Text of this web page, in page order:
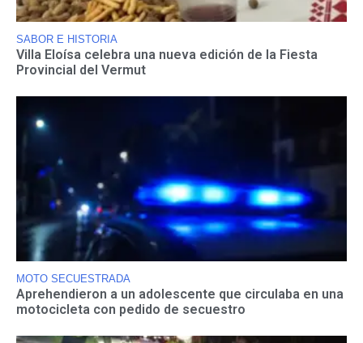
SABOR E HISTORIA
Villa Eloísa celebra una nueva edición de la Fiesta
Provincial del Vermut
MOTO SECUESTRADA
Aprehendieron a un adolescente que circulaba en una
motocicleta con pedido de secuestro